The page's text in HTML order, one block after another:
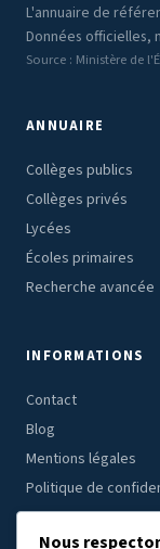
L'annuaire de
Données officielles,
Source : Ministère de
ANNUAIRE
Collèges publics
Collèges privés
Lycées
Écoles primaires
Recherche avancée
INFORMATIONS
Contact
Blog
Mentions légales
Politique de
Nous